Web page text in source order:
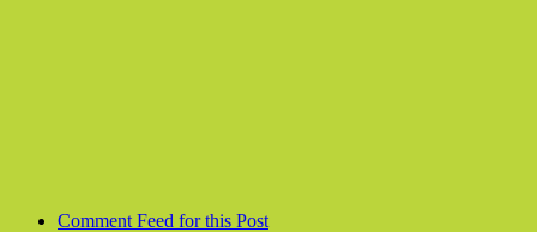
Comment Feed for this Post